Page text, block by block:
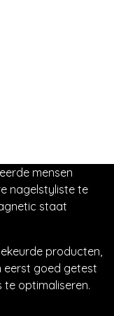
mensen
nagelstyliste te
staat
producten,
eerst goed getest
optimaliseren.